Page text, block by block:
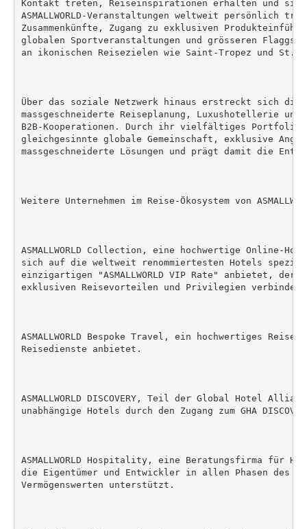
Kontakt treten, Reiseinspirationen erhalten und
ASMALLWORLD-Veranstaltungen weltweit persönlich
Zusammenkünfte, Zugang zu exklusiven
globalen Sportveranstaltungen und grösseren
an ikonischen Reisezielen wie Saint-Tropez und St.
Über das soziale Netzwerk hinaus erstreckt sich die
massgeschneiderte Reiseplanung, Luxushotellerie
B2B-Kooperationen. Durch ihr vielfältiges Portfolio
gleichgesinnte globale Gemeinschaft, exklusive
massgeschneiderte Lösungen und prägt damit die
Weitere Unternehmen im Reise-Ökosystem von
ASMALLWORLD Collection, eine hochwertige Online-
sich auf die weltweit renommiertesten Hotels
einzigartigen "ASMALLWORLD VIP Rate" anbietet, der
exklusiven Reisevorteilen und Privilegien verbindet.
ASMALLWORLD Bespoke Travel, ein hochwertiges
Reisedienste anbietet.
ASMALLWORLD DISCOVERY, Teil der Global Hotel
unabhängige Hotels durch den Zugang zum GHA
ASMALLWORLD Hospitality, eine Beratungsfirma für
die Eigentümer und Entwickler in allen Phasen des
Vermögenswerten unterstützt.